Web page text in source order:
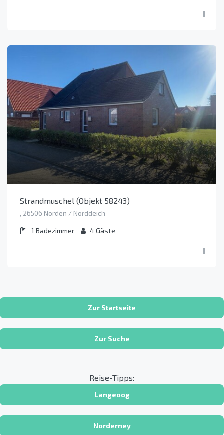
Strandmuschel (Objekt 58243)
, 26506 Norden / Norddeich
1 Badezimmer 4Gäste
Zur Startseite
Zur Suche
Reise-Tipps:
Langeoog
Norderney